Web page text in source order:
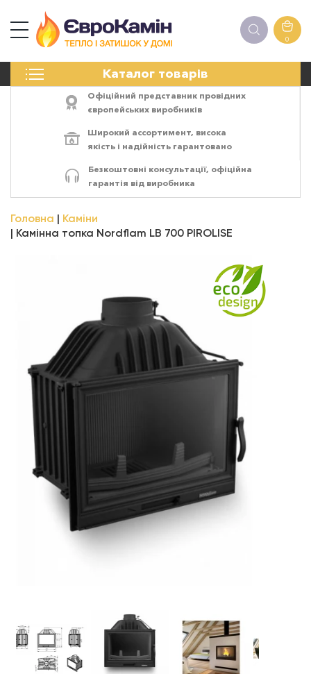
0
Каталог товарів
ПЕЧІ
ЕЛЕКТРОКАМІНИ
АКСЕСУАРИ
Офіційний представник провідних
європейських виробників
Широкий ассортимент, висока
якість і надійність гарантовано
Безкоштовні консультації, офіційна
гарантія від виробника
Головна
Каміни
Камінна топка Nordflam LB 700 PIROLISE